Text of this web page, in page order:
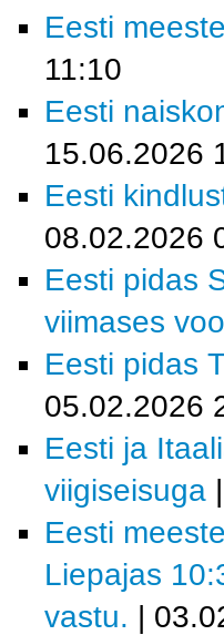
Eesti
11:10
Eesti
15.06.2026
Eesti
08.02.2026
Eesti pidas
viimases
Eesti pidas
05.02.2026
Eesti ja
viigiseisuga
Eesti
Liepajas
vastu. |